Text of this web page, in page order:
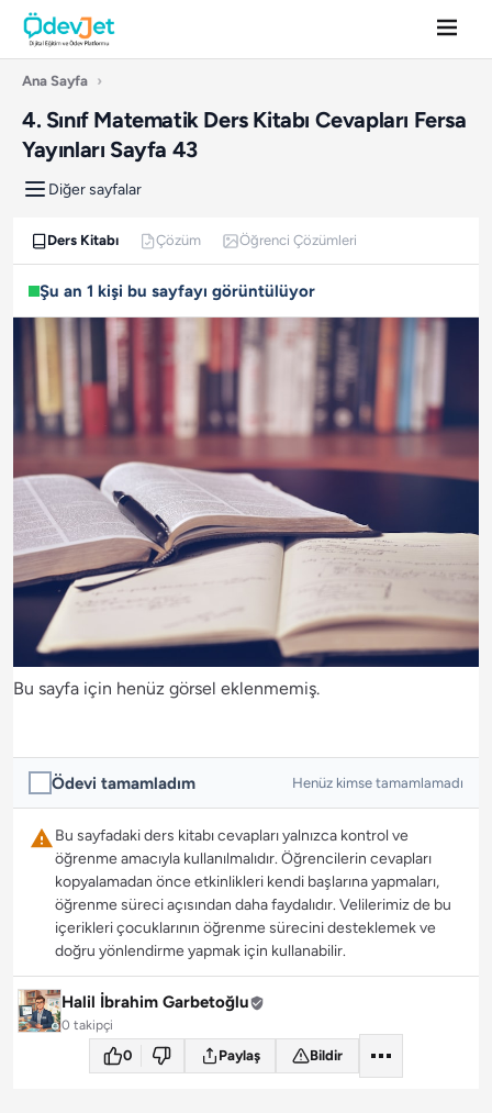
Ana Sayfa ›
4. Sınıf Matematik Ders Kitabı Cevapları Fersa
Yayınları Sayfa 43
Diğer sayfalar
Ders Kitabı Çözüm Öğrenci Çözümleri
Şu an 1 kişi bu sayfayı görüntülüyor
Bu sayfa için henüz görsel eklenmemiş.
Ödevi tamamladım Henüz kimse tamamlamadı
Bu sayfadaki ders kitabı cevapları yalnızca kontrol ve
öğrenme amacıyla kullanılmalıdır. Öğrencilerin cevapları
kopyalamadan önce etkinlikleri kendi başlarına yapmaları,
öğrenme süreci açısından daha faydalıdır. Velilerimiz de bu
içerikleri çocuklarının öğrenme sürecini desteklemek ve
doğru yönlendirme yapmak için kullanabilir.
Halil İbrahim Garbetoğlu
0 takipçi
0 Paylaş Bildir